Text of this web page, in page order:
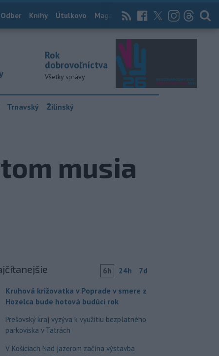
Knihy Útulkovo Magazín News Now Archív
Rok
dobrovoľníctva
Všetky správy
Trnavský Žilinský
musia
6h 24h 7d
Kruhová križovatka v Poprade v smere z
Hozelca bude hotová budúci rok
Prešovský kraj vyzýva k využitiu bezplatného
parkoviska v Tatrách
V Košiciach Nad jazerom začína výstavba